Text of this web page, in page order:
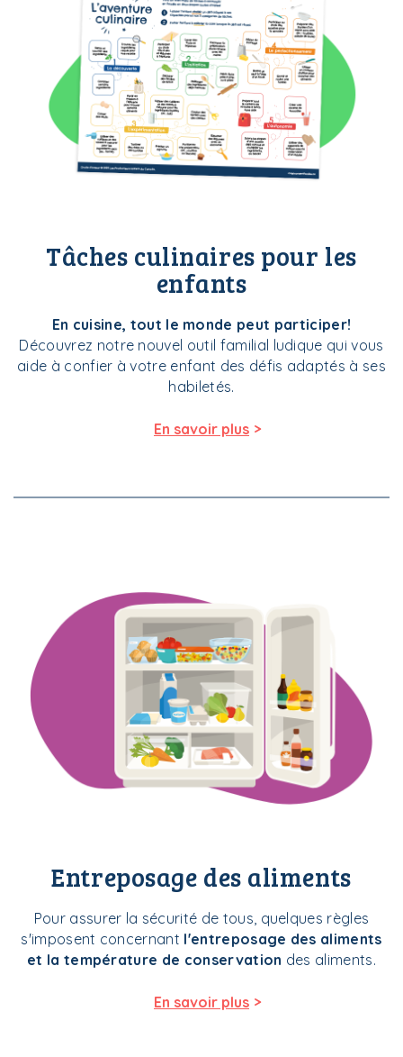
Tâches culinaires pour les
enfants
En cuisine, tout le monde peut participer!
Découvrez notre nouvel outil familial ludique qui vous
aide à confier à votre enfant des défis adaptés à ses
habiletés.
En savoir plus >
Entreposage des aliments
Pour assurer la sécurité de tous , quelques règles
s'imposent concernant l'entreposage des aliments
et la température de conservation des aliments.
En savoir plus >